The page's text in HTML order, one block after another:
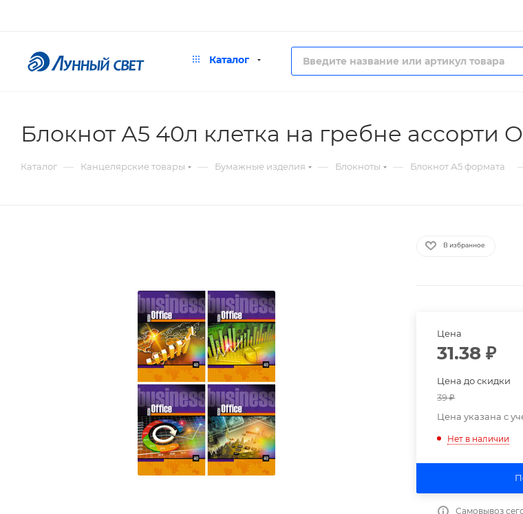
Каталог
Блокнот А5 40л клетка на гребне ассорти
Каталог — Канцелярские товары — Бумажные изделия — Блокноты — Блокнот А5 формата
В избранное
Цена
31.38 ₽
Цена до скидки
39₽
Цена указана с
Нет в наличии
Самовывоз